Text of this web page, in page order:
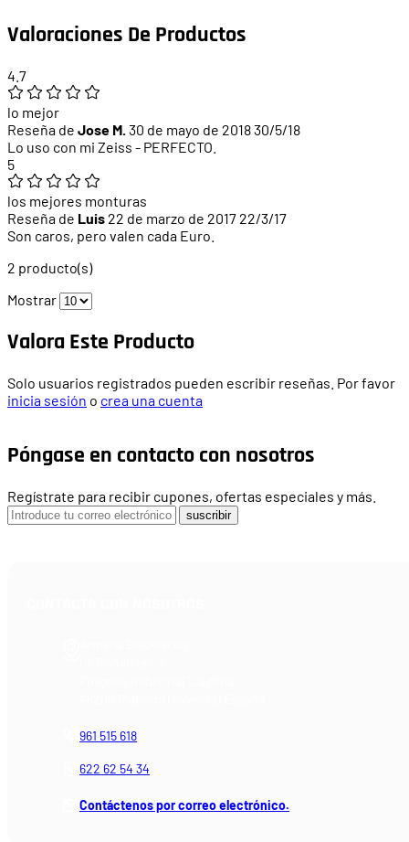
Valoraciones De Productos
4.7
lo mejor
Reseña de Jose M.30 de mayo de 201830/5/18
Lo uso con mi Zeiss - PERFECTO.
5
los mejores monturas
Reseña de Luis 22 de marzo de 2017 22/3/17
Son caros, pero valen cada Euro.
2 producto(s)
Mostrar
Valora Este Producto
Solo usuarios registrados pueden escribir reseñas. Por favor
inicia sesión o crea una cuenta
Póngase en contacto con nosotros
Regístrate para recibir cupones, ofertas especiales y más.
suscribir
961 515 618
622 62 54 34
Contáctenos por correo electrónico.